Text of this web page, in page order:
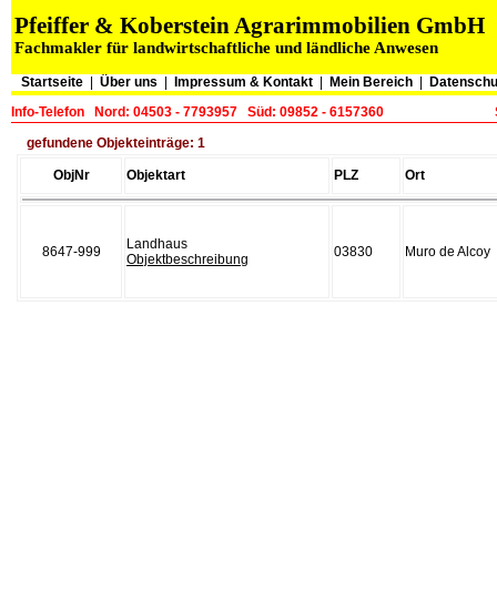
Pfeiffer & Koberstein Agrarimmobilien GmbH
Fachmakler für landwirtschaftliche und ländliche Anwesen
Startseite Über uns Impressum & Kontakt Mein Bereich
Info-Telefon
Nord: 04503 - 7793957 Süd: 09852 - 6157360
gefundene Objekteinträge: 1
ObjNr Objektart PLZ Ort
8647-999
Landhaus
Objektbeschreibung
03830 Muro de Alcoy